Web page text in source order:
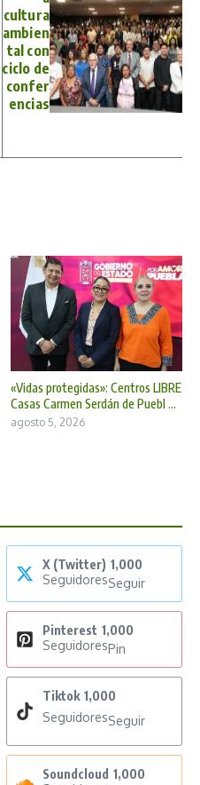
cultura
ambien
tal con
ciclo de
confer
encias
«Vidas protegidas»: Centros LIBRE
Casas Carmen Serdán de Puebl ...
agosto 5, 2026
X (Twitter) 1,000
SeguidoresSeguir
Pinterest 1,000
SeguidoresPin
Tiktok 1,000
SeguidoresSeguir
Soundcloud 1,000